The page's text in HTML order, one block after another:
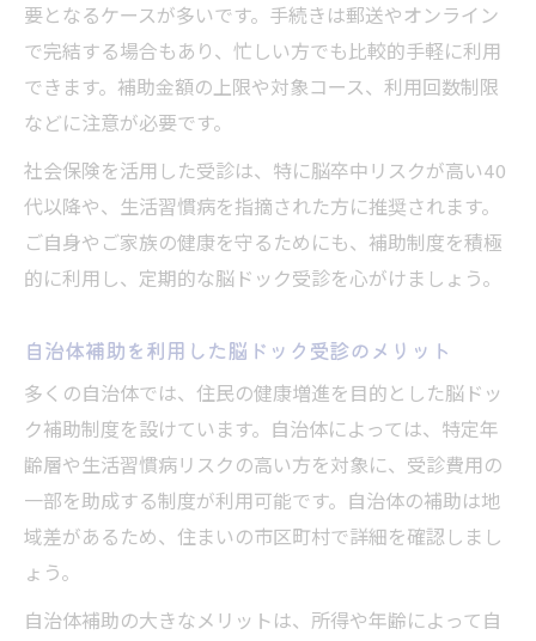
要となるケースが多いです。手続きは郵送やオンライン
で完結する場合もあり、忙しい方でも比較的手軽に利用
できます。補助金額の上限や対象コース、利用回数制限
などに注意が必要です。
社会保険を活用した受診は、特に脳卒中リスクが高い40
代以降や、生活習慣病を指摘された方に推奨されます。
ご自身やご家族の健康を守るためにも、補助制度を積極
的に利用し、定期的な脳ドック受診を心がけましょう。
自治体補助を利用した脳ドック受診のメリット
多くの自治体では、住民の健康増進を目的とした脳ドッ
ク補助制度を設けています。自治体によっては、特定年
齢層や生活習慣病リスクの高い方を対象に、受診費用の
一部を助成する制度が利用可能です。自治体の補助は地
域差があるため、住まいの市区町村で詳細を確認しまし
ょう。
自治体補助の大きなメリットは、所得や年齢によって自